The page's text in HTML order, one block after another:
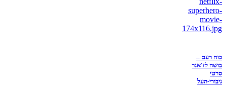
כוח רעם –
בושה לז'אנר
סרטי
גיבורי-העל